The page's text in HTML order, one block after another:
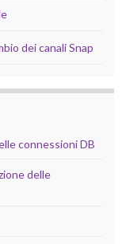
dei canali Snap
connessioni DB
delle